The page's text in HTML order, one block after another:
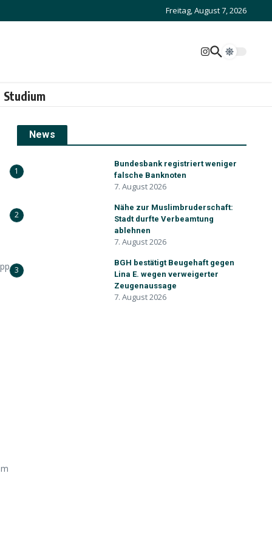
Freitag, August 7, 2026
Studium
News
1
Bundesbank registriert weniger
falsche Banknoten
7. August 2026
2
Nähe zur Muslimbruderschaft:
Stadt durfte Verbeamtung
ablehnen
7. August 2026
3
BGH bestätigt Beugehaft gegen
Lina E. wegen verweigerter
Zeugenaussage
7. August 2026